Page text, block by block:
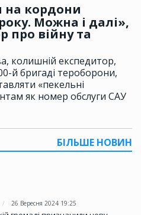
на кордони
Можна і далі»,
про війну та
колишній експедитор,
й бригаді тероборони,
«пекельні
як номер обслуги САУ
БІЛЬШЕ НОВИН
26 Вересня 2024 19:25